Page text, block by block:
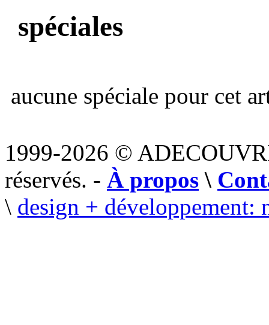
spéciales
aucune spéciale pour cet
1999-2026 ©
réservés. - À propos \
\ design + développement: